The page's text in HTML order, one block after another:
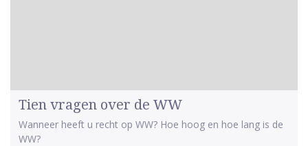
Tien vragen over de WW
Wanneer heeft u recht op WW? Hoe hoog en hoe lang is de
WW?